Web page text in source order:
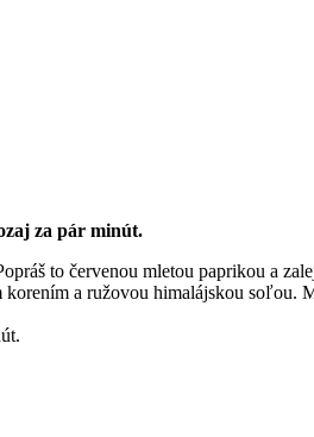
za pár minút.
to červenou mletou paprikou a
a ružovou himalájskou soľou.